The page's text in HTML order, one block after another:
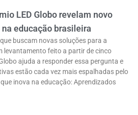
LED Globo revelam novo
educação brasileira
buscam novas soluções para a
levantamento feito a partir de cinco
ajuda a responder essa pergunta e
estão cada vez mais espalhadas pelo
inova na educação: Aprendizados